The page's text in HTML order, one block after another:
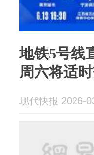
地铁5号线
周六将适
现代快报 2026-